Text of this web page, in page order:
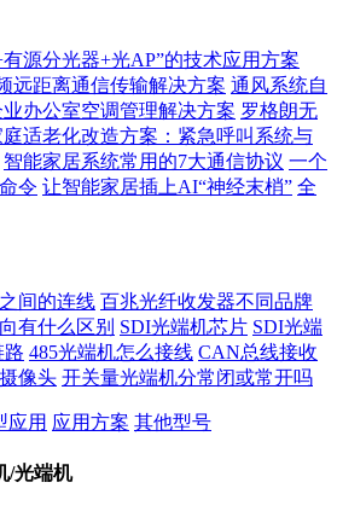
源分光器+光AP”的技术应用方案
远距离通信传输解决方案 通风系统自
业办公室空调管理解决方案 罗格朗无
庭适老化改造方案：紧急呼叫系统与
智能家居系统常用的7大通信协议 一个
令 让智能家居插上AI“神经末梢” 全
间的连线 百兆光纤收发器不同品牌
有什么区别 SDI光端机芯片 SDI光端
路 485光端机怎么接线 CAN总线接收
像头 开关量光端机分常闭或常开吗
应用 应用方案 其他型号
/光端机